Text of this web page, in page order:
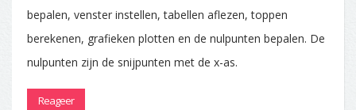
bepalen, venster instellen, tabellen aflezen, toppen
berekenen, grafieken plotten en de nulpunten bepalen. De
nulpunten zijn de snijpunten met de x-as.
Reageer